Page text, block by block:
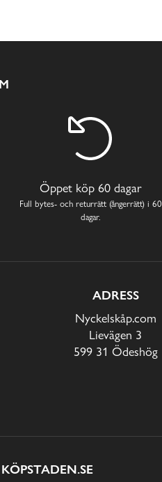
Öppet köp 60 dagar
Full bytes- och returrätt (ångerrätt) i 60
dagar.
ADRESS
Nyckelskåp.com
Lievägen 3
599 31 Ödeshög